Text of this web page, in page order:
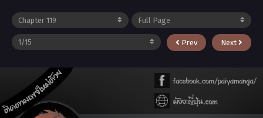
Prev Next